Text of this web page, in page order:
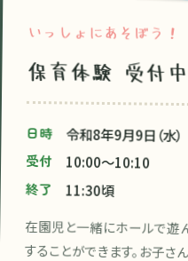
いっしょにあそぼう！
保育体験 受付中
日時 令和8年9月9日（水）
受付 10:00〜10:10
終了 11:30頃
在園児と一緒にホールで遊
することができます。お子